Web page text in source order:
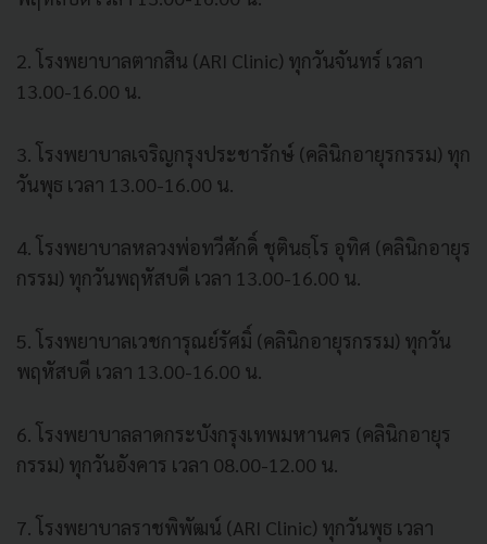
2. โรงพยาบาลตากสิน (ARI Clinic) ทุกวันจันทร์ เวลา
13.00-16.00 น.
3. โรงพยาบาลเจริญกรุงประชารักษ์ (คลินิกอายุรกรรม) ทุก
วันพุธ เวลา 13.00-16.00 น.
4. โรงพยาบาลหลวงพ่อทวีศักดิ์ ชุตินธฺโร อุทิศ (คลินิกอายุร
กรรม) ทุกวันพฤหัสบดี เวลา 13.00-16.00 น.
5. โรงพยาบาลเวชการุณย์รัศมิ์ (คลินิกอายุรกรรม) ทุกวัน
พฤหัสบดี เวลา 13.00-16.00 น.
6. โรงพยาบาลลาดกระบังกรุงเทพมหานคร (คลินิกอายุร
กรรม) ทุกวันอังคาร เวลา 08.00-12.00 น.
7. โรงพยาบาลราชพิพัฒน์ (ARI Clinic) ทุกวันพุธ เวลา